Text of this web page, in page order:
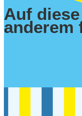
Auf
anderem